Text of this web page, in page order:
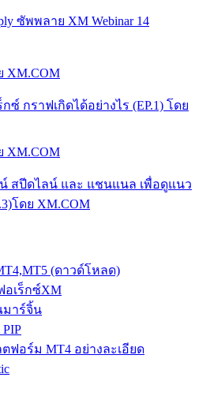
ซัพพลาย XM Webinar 14
XM.COM
ซ์ กราฟเกิดได้อย่างไร (EP.1) โดย
XM.COM
สปีดไลน์ และ แชนแนล เพื่อดูแนว
โดย XM.COM
(ดาวด์โหลด)
อเร็กซ์XM
มาร์จิ้น
ฟอร์ม MT4 อย่างละเอียด